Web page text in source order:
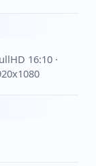
16:10 ·